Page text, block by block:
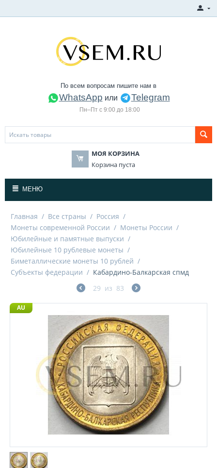
По всем вопросам пишите нам в
WhatsApp или Telegram
Пн–Пт с 9:00 до 18:00
МОЯ КОРЗИНА
Корзина пуста
МЕНЮ
Главная / Все страны / Россия /
Монеты современной России / Монеты России /
Юбилейные и памятные выпуски /
Юбилейные 10 рублевые монеты /
Биметаллические монеты 10 рублей /
Субъекты федерации / Кабардино-Балкарская спмд
29 из 83
AU